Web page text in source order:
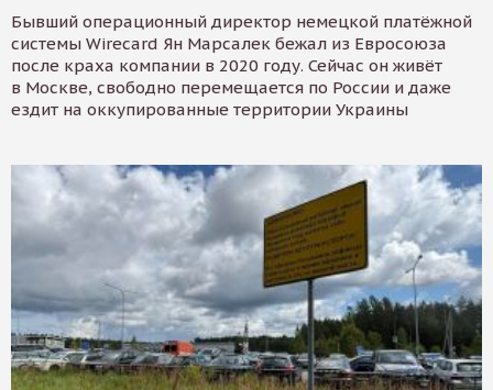
Бывший операционный директор немецкой платёжной
системы Wirecard Ян Марсалек бежал из Евросоюза
после краха компании в 2020 году. Сейчас он живёт
в Москве, свободно перемещается по России и даже
ездит на оккупированные территории Украины